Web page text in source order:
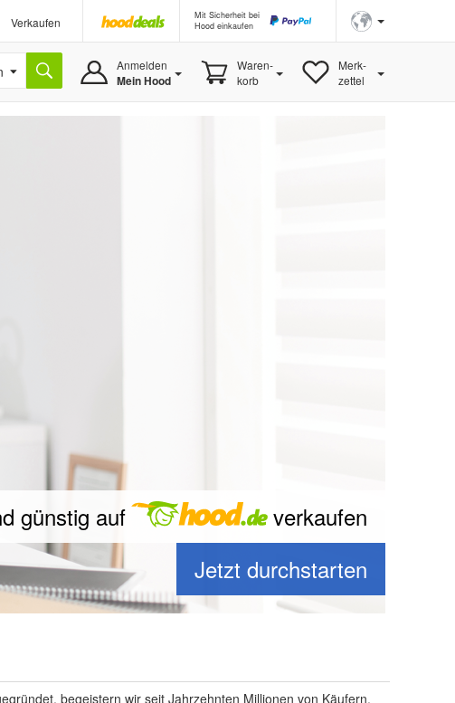
Verkaufen
Mit Sicherheit bei
Hood einkaufen
Anmelden
Mein Hood
Waren-
korb
Merk-
zettel
günstig auf
verkaufen
Jetzt durchstarten
begeistern wir seit Jahrzehnten Millionen von Käufern.